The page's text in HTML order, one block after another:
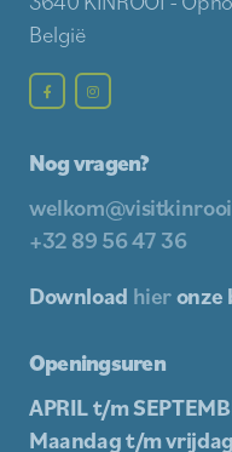
België
Nog vragen?
+32 89 56 47 36
Download hieronze
Openingsuren
APRIL t/m
Maandag t/m